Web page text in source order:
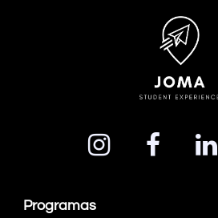
Programas